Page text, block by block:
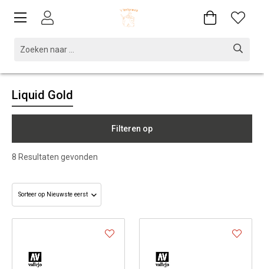
Liquid Gold
Filteren op
8 Resultaten gevonden